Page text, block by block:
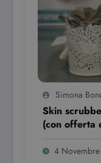
Simona
Skin
(con offerta
4